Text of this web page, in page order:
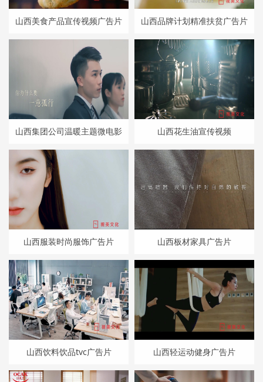
山西美食产品宣传视频广告片 山西品牌计划精准扶贫广告片
山西集团公司温暖主题微电影 山西花生油宣传视频
山西服装时尚服饰广告片 山西板材家具广告片
山西饮料饮品tvc广告片 山西轻运动健身广告片